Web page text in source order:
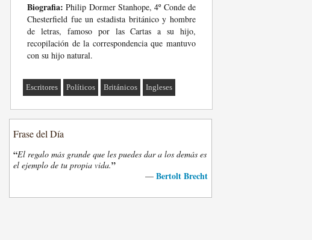
Biografia: Philip Dormer Stanhope, 4º Conde de
Chesterfield fue un estadista británico y hombre
de letras, famoso por las Cartas a su hijo,
recopilación de la correspondencia que mantuvo
con su hijo natural.
Escritores Políticos Británicos Ingleses
Frase del Día
“El regalo más grande que les puedes dar a los demás es
el ejemplo de tu propia vida.”
— Bertolt Brecht